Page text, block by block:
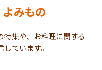
みもの
集や、 お料理に関する
ています。